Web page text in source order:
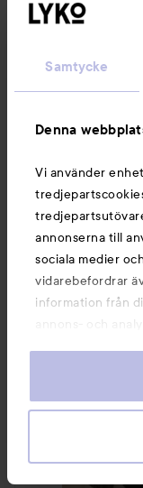
Samtycke
Denna
Vi använder
annonserna till
sociala medier
vidarebefordrar
information från
annons- och
information som
våra cookies vid
För information
Tyvärr har jag
när tillfälle ges. ☺️
såld på denna!